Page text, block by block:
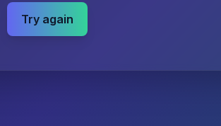
Try again